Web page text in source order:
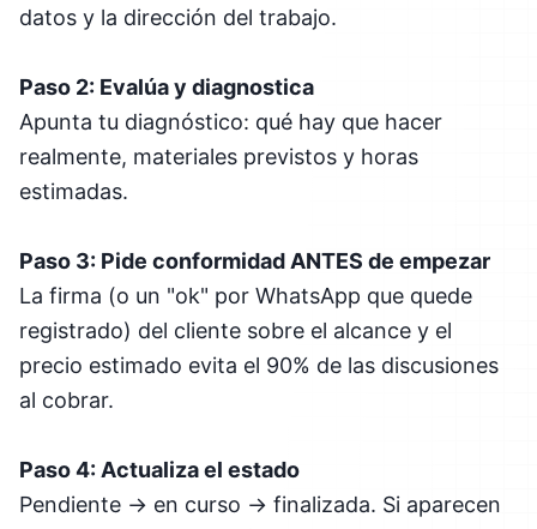
datos y la dirección del trabajo.
Paso 2: Evalúa y diagnostica
Apunta tu diagnóstico: qué hay que hacer
realmente, materiales previstos y horas
estimadas.
Paso 3: Pide conformidad ANTES de empezar
La firma (o un "ok" por WhatsApp que quede
registrado) del cliente sobre el alcance y el
precio estimado evita el 90% de las discusiones
al cobrar.
Paso 4: Actualiza el estado
Pendiente → en curso → finalizada. Si aparecen